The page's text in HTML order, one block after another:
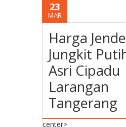
23
MAR
Harga
Jungkit
Asri Cipadu
Larangan
Tangerang
center>